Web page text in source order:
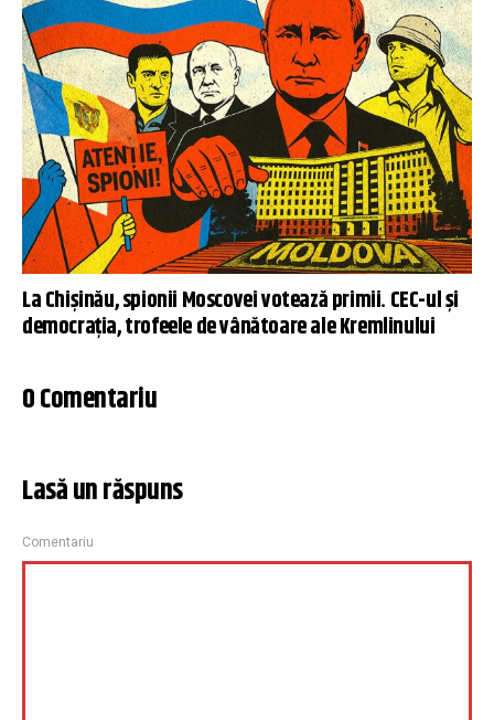
La Chișinău, spionii Moscovei votează primii. CEC-ul și
democrația, trofeele de vânătoare ale Kremlinului
0 Comentariu
Lasă un răspuns
Comentariu